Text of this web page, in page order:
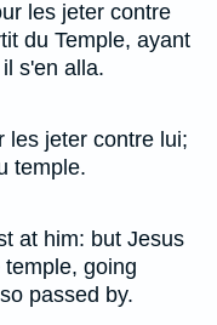
les jeter contre
du Temple, ayant
s'en alla.
les jeter contre lui;
temple.
at him: but Jesus
going
passed by.